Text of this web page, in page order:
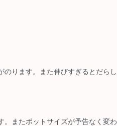
ります。また伸びすぎるとだらし
またポットサイズが予告なく変わ